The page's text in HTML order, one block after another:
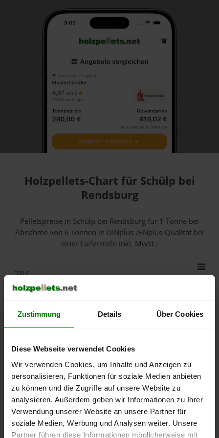
Zustimmung Details Über Cookies
Diese Webseite verwendet Cookies
Wir verwenden Cookies, um Inhalte und Anzeigen zu
personalisieren, Funktionen für soziale Medien anbieten
zu können und die Zugriffe auf unsere Website zu
analysieren. Außerdem geben wir Informationen zu Ihrer
Verwendung unserer Website an unsere Partner für
soziale Medien, Werbung und Analysen weiter. Unsere
Partner führen diese Informationen möglicherweise mit
Holzpellets-Chart für Schülp bei
Rendsburg
Pelletspreise in Schülp bei Rendsburg für 1 Tonne bei
Abnahmevon 6 Tonnen in DINplus-/ENplus-Qualität bei
einer Lieferstelle inkl. MwSt.:
September
2025
Januar
2026
Mai
2026
250 €
400 €
500 €